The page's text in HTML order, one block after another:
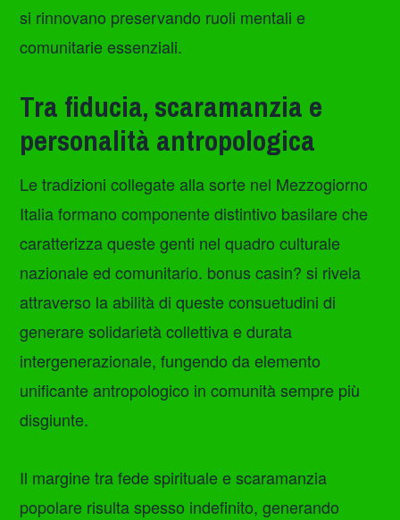
si rinnovano preservando ruoli mentali e
comunitarie essenziali.
Tra fiducia, scaramanzia e
personalità antropologica
Le tradizioni collegate alla sorte nel Mezzogiorno
Italia formano componente distintivo basilare che
caratterizza queste genti nel quadro culturale
nazionale ed comunitario. bonus casin? si rivela
attraverso la abilità di queste consuetudini di
generare solidarietà collettiva e durata
intergenerazionale, fungendo da elemento
unificante antropologico in comunità sempre più
disgiunte.
Il margine tra fede spirituale e scaramanzia
popolare risulta spesso indefinito, generando